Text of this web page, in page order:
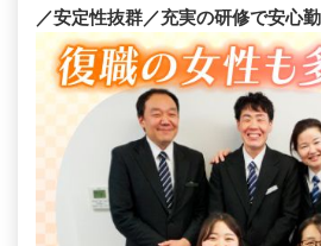
／安定性抜群／充実の研修で安心